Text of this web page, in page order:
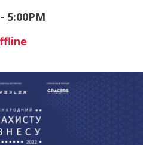
5:00PM